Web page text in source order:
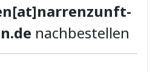
nachbestellen